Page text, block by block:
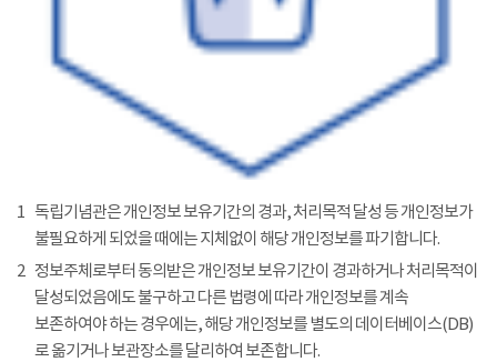
1 독립기념관은 개인정보 보유기간의 경과, 처리목적 달성 등 개인정보가
불필요하게 되었을 때에는 지체없이 해당 개인정보를 파기합니다.
2 정보주체로부터 동의받은 개인정보 보유기간이 경과하거나 처리목적이
달성되었음에도 불구하고 다른 법령에 따라 개인정보를 계속
보존하여야 하는 경우에는, 해당 개인정보를 별도의 데이터베이스(DB)
로 옮기거나 보관장소를 달리하여 보존합니다.